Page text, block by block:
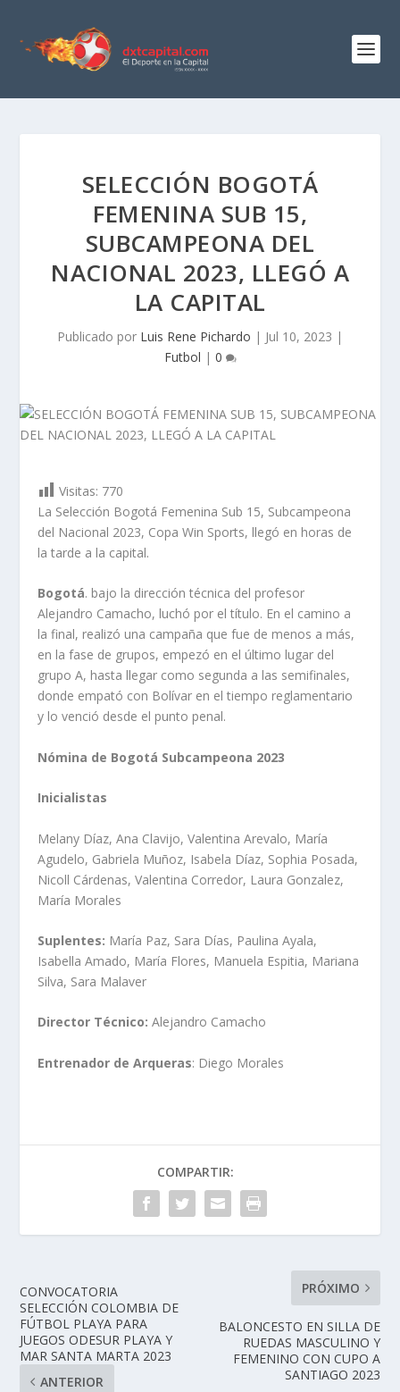
SELECCIÓN BOGOTÁ
FEMENINA SUB 15,
SUBCAMPEONA DEL
NACIONAL 2023, LLEGÓ A
LA CAPITAL
Publicado por Luis Rene Pichardo | Jul 10, 2023 |
Futbol | 0
Visitas: 770
La Selección Bogotá Femenina Sub 15, Subcampeona
del Nacional 2023, Copa Win Sports, llegó en horas de
la tarde a la capital.
Bogotá. bajo la dirección técnica del profesor
Alejandro Camacho, luchó por el título. En el camino a
la final, realizó una campaña que fue de menos a más,
en la fase de grupos, empezó en el último lugar del
grupo A, hasta llegar como segunda a las semifinales,
donde empató con Bolívar en el tiempo reglamentario
y lo venció desde el punto penal.
Nómina de Bogotá Subcampeona 2023
Inicialistas
Melany Díaz, Ana Clavijo, Valentina Arevalo, María
Agudelo, Gabriela Muñoz, Isabela Díaz, Sophia Posada,
Nicoll Cárdenas, Valentina Corredor, Laura Gonzalez,
María Morales
Suplentes: María Paz, Sara Días, Paulina Ayala,
Isabella Amado, María Flores, Manuela Espitia, Mariana
Silva, Sara Malaver
Director Técnico: Alejandro Camacho
Entrenador de Arqueras: Diego Morales
COMPARTIR:
CONVOCATORIA
SELECCIÓN COLOMBIA DE
FÚTBOL PLAYA PARA
JUEGOS ODESUR PLAYA Y
MAR SANTA MARTA 2023
ANTERIOR
PRÓXIMO
BALONCESTO EN SILLA DE
RUEDAS MASCULINO Y
FEMENINO CON CUPO A
SANTIAGO 2023